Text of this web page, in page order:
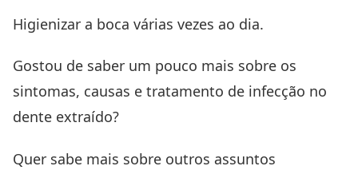
Higienizar a boca várias vezes ao dia.
Gostou de saber um pouco mais sobre os
sintomas, causas e tratamento de infecção no
dente extraído?
Quer sabe mais sobre outros assuntos